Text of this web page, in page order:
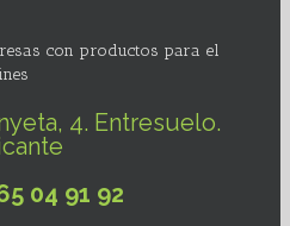
con productos para el
4. Entresuelo.
04 91 92